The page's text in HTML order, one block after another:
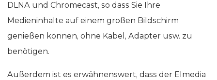
DLNA und Chromecast, so dass Sie Ihre
Medieninhalte auf einem großen Bildschirm
genießen können, ohne Kabel, Adapter usw. zu
benötigen.
Außerdem ist es erwähnenswert, dass der Elmedia